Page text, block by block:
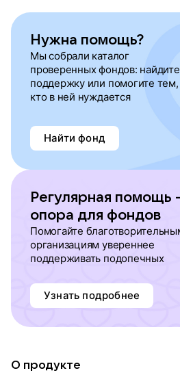
Нужна помощь?
Мы собрали каталог
проверенных фондов: найдите
поддержку или помогите тем,
кто в ней нуждается
Найти фонд
Регулярная помощь
опора для фондов
Помогайте
организациям увереннее
поддерживать подопечных
Узнать подробнее
О продукте